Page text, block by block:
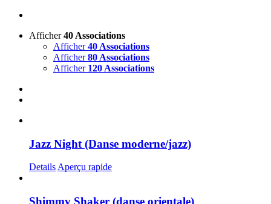
Afficher40 Associations
Afficher40 Associations
Afficher80 Associations
Afficher 120 Associations
Jazz Night (Danse moderne/jazz)
DetailsAperçu rapide
Shimmy Shaker (danse orientale)